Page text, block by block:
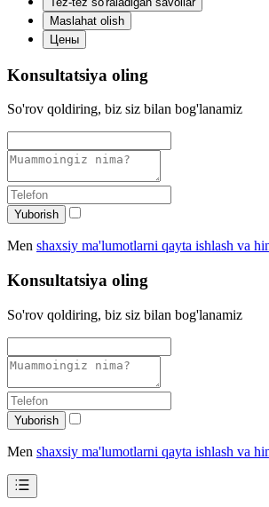
Maslahat olish
Цены
Konsultatsiya oling
So'rov qoldiring, biz siz bilan bog'lanamiz
Yuborish
Men shaxsiy ma'lumotlarni qayta ishlash va
Konsultatsiya oling
So'rov qoldiring, biz siz bilan bog'lanamiz
Yuborish
Men shaxsiy ma'lumotlarni qayta ishlash va